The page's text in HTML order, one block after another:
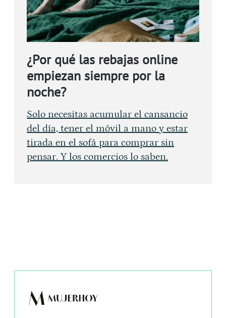
¿Por qué las rebajas online
empiezan siempre por la
noche?
Solo necesitas acumular el cansancio
del día, tener el móvil a mano y estar
tirada en el sofá para comprar sin
pensar. Y los comercios lo saben.